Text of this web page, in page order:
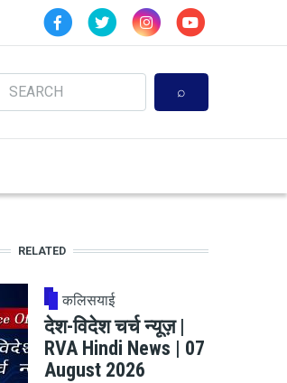
Search
RELATED
कलिसयाई
देश-विदेश चर्च न्यूज़ |
RVA Hindi News | 07
August 2026